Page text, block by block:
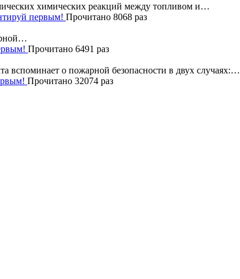
химических реакций между топливом и…
первым! Прочитано 8068 раз
Прочитано 6491 раз
вспоминает о пожарной безопасности в двух случаях:…
Прочитано 32074 раз